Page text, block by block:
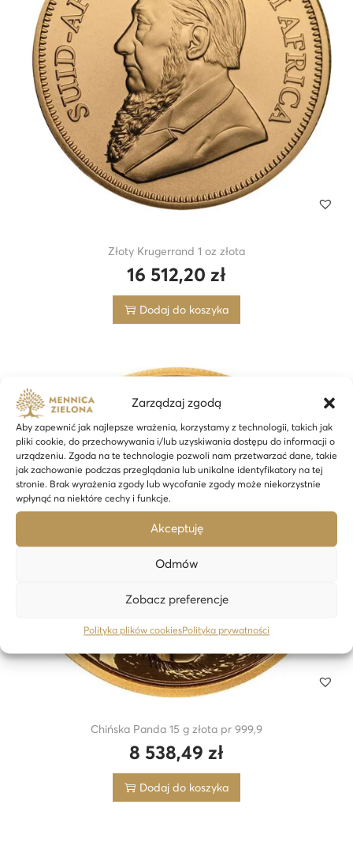
Zarządzaj zgodą
Aby zapewnić jak najlepsze wrażenia, korzystamy z technologii, takich jak
pliki cookie, do przechowywania i/lub uzyskiwania dostępu do informacji o
urządzeniu. Zgoda na te technologie pozwoli nam przetwarzać dane, takie
jak zachowanie podczas przeglądania lub unikalne identyfikatory na tej
stronie. Brak wyrażenia zgody lub wycofanie zgody może niekorzystnie
wpłynąć na niektóre cechy i funkcje.
Akceptuję
Odmów
Zobacz preferencje
Polityka plików cookiesPolityka prywatności
Złoty Krugerrand 1 oz złota
16 512,20 zł
Dodaj do koszyka
Chińska Panda 15 g złota pr 999,9
8 538,49 zł
Dodaj do koszyka